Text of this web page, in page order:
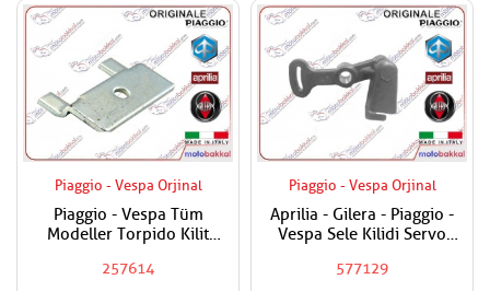
Piaggio - Vespa Orjinal
Piaggio - Vespa Tüm
Modeller Torpido Kilit
257614
Piaggio - Vespa Orjinal
Aprilia - Gilera - Piaggio -
Vespa Sele Kilidi Servo
577129